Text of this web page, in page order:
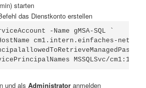
starten
das Dienstkonto erstellen
-Name gMSA-SQL `
cm1.intern.einfaches-
MSSQLSvc/
und als Administratoranmelden